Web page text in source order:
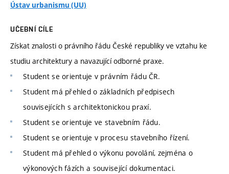
Ústav urbanismu (UU)
UČEBNÍ CÍLE
Získat znalosti o právního řádu České republiky ve vztahu ke
studiu architektury a navazující odborné praxe.
Student se orientuje v právním řádu ČR.
Student má přehled o základních předpisech
souvisejících s architektonickou praxí.
Student se orientuje ve stavebním řádu.
Student se orientuje v procesu stavebního řízení.
Student má přehled o výkonu povolání, zejména o
výkonových fázích a související dokumentaci.